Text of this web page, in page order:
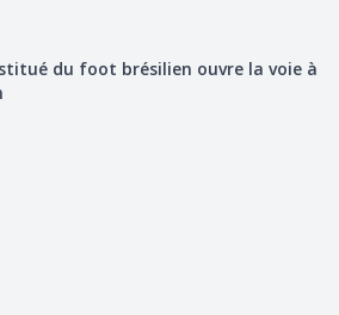
du foot brésilien ouvre la voie à